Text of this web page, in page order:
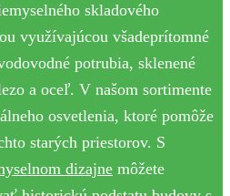
skladového
využívajúcou všadeprítomné
potrubia, sklenené
a oceľ. V našom sortimente
osvetlenia, ktoré pomôže
starých priestorov. S
dizajne môžete